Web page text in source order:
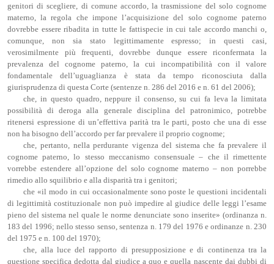
genitori di scegliere, di comune accordo, la trasmissione del solo cognome
materno, la regola che impone l’acquisizione del solo cognome paterno
dovrebbe essere ribadita in tutte le fattispecie in cui tale accordo manchi o,
comunque, non sia stato legittimamente espresso; in questi casi,
verosimilmente più frequenti, dovrebbe dunque essere riconfermata la
prevalenza del cognome paterno, la cui incompatibilità con il valore
fondamentale dell’uguaglianza è stata da tempo riconosciuta dalla
giurisprudenza di questa Corte (sentenze n. 286 del 2016 e n. 61 del 2006);
che, in questo quadro, neppure il consenso, su cui fa leva la limitata
possibilità di deroga alla generale disciplina del patronimico, potrebbe
ritenersi espressione di un’effettiva parità tra le parti, posto che una di esse
non ha bisogno dell’accordo per far prevalere il proprio cognome;
che, pertanto, nella perdurante vigenza del sistema che fa prevalere il
cognome paterno, lo stesso meccanismo consensuale – che il rimettente
vorrebbe estendere all’opzione del solo cognome materno – non porrebbe
rimedio allo squilibrio e alla disparità tra i genitori;
che «il modo in cui occasionalmente sono poste le questioni incidentali
di legittimità costituzionale non può impedire al giudice delle leggi l’esame
pieno del sistema nel quale le norme denunciate sono inserite» (ordinanza n.
183 del 1996; nello stesso senso, sentenza n. 179 del 1976 e ordinanze n. 230
del 1975 e n. 100 del 1970);
che, alla luce del rapporto di presupposizione e di continenza tra la
questione specifica dedotta dal giudice a quo e quella nascente dai dubbi di